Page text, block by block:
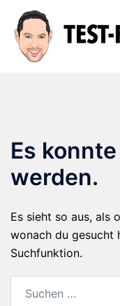
Inhalt
springen
Es
werden.
Es sieht so aus, als
wonach du gesucht
Suchfunktion.
nach: